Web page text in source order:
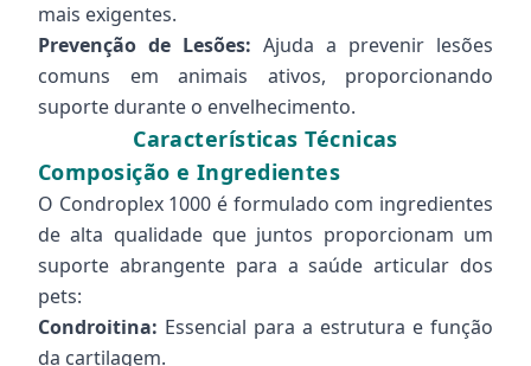
mais exigentes.
Prevenção de Lesões: Ajuda a prevenir lesões
comuns em animais ativos, proporcionando
suporte durante o envelhecimento.
Características Técnicas
Composição e Ingredientes
O Condroplex 1000 é formulado com ingredientes
de alta qualidade que juntos proporcionam um
suporte abrangente para a saúde articular dos
pets:
Condroitina: Essencial para a estrutura e função
da cartilagem.